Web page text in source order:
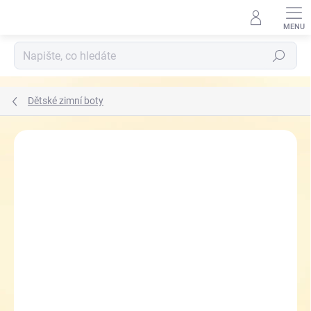
Hledat
Dětské zimní boty